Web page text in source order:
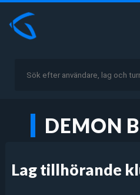
DEMON
Lag tillhörande